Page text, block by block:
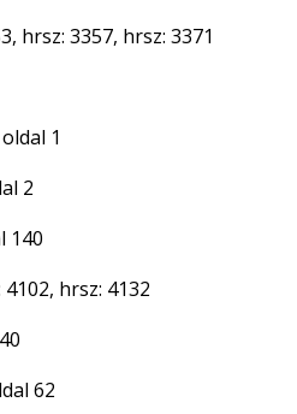
hrsz: 3357, hrsz: 3371
1
2
140
hrsz: 4132
62